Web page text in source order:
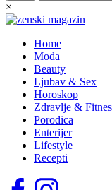
×
Home
Moda
Beauty
Ljubav & Sex
Horoskop
Zdravlje &
Porodica
Enterijer
Lifestyle
Recepti